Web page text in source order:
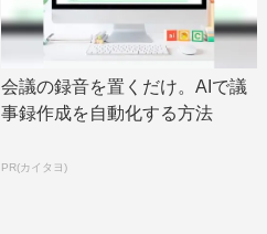
会議の録音を置くだけ。AIで議
事録作成を自動化する方法
PR(カイタヨ)